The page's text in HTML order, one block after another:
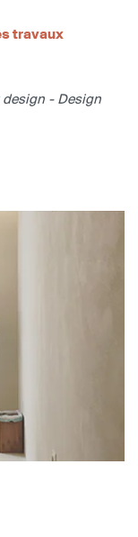
travaux
design - Design